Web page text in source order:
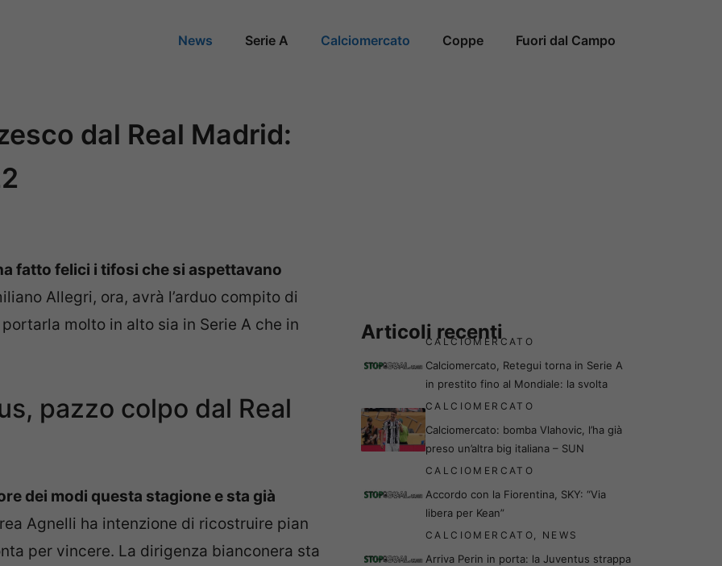
News Serie A Calciomercato Coppe Fuori dal Campo
dal Real Madrid:
fatto felici i tifosi che si aspettavano
Allegri, ora, avrà l’arduo compito di
molto in alto sia in Serie A che in
pazzo colpo dal Real
dei modi questa stagione e sta già
Agnelli ha intenzione di ricostruire pian
per vincere. La dirigenza bianconera sta
Articoli recenti
CALCIOMERCATO
Calciomercato, Retegui torna in Serie A
in prestito fino al Mondiale: la svolta
CALCIOMERCATO
Calciomercato: bomba Vlahovic, l’ha già
preso un’altra big italiana – SUN
CALCIOMERCATO
Accordo con la Fiorentina, SKY: “Via
libera per Kean”
CALCIOMERCATO, NEWS
Arriva Perin in porta: la Juventus strappa